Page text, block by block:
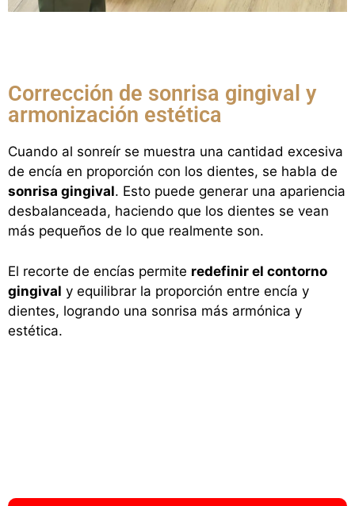
Corrección de sonrisa gingival y
armonización estética
Cuando al sonreír se muestra una cantidad excesiva
de encía en proporción con los dientes, se habla de
sonrisa gingival. Esto puede generar una apariencia
desbalanceada, haciendo que los dientes se vean
más pequeños de lo que realmente son.
El recorte de encías permite redefinir el contorno
gingival y equilibrar la proporción entre encía y
dientes, logrando una sonrisa más armónica y
estética.